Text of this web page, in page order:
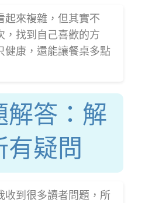
起來複雜，但其實不
，找到自己喜歡的方
健康，還能讓餐桌多點
解答：解
有疑問
收到很多讀者問題，所